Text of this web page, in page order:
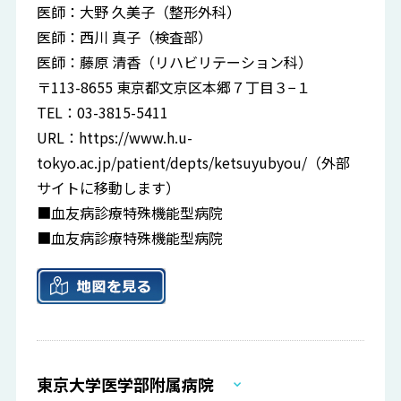
医師：大野 久美子（整形外科）
医師：西川 真子（検査部）
医師：藤原 清香（リハビリテーション科）
〒113-8655 東京都文京区本郷７丁目３−１
TEL：03-3815-5411
URL： https://www.h.u-
tokyo.ac.jp/patient/depts/ketsuyubyou/ （外部
サイトに移動します）
■血友病診療特殊機能型病院
■血友病診療特殊機能型病院
東京大学医学部附属病院